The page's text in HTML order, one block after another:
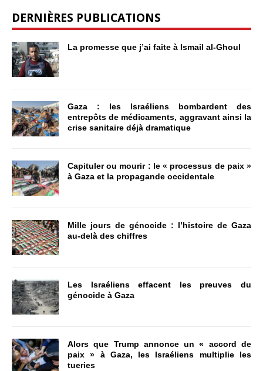
DERNIÈRES PUBLICATIONS
La promesse que j’ai faite à Ismail al-Ghoul
Gaza : les Israéliens bombardent des
entrepôts de médicaments, aggravant ainsi la
crise sanitaire déjà dramatique
Capituler ou mourir : le « processus de paix »
à Gaza et la propagande occidentale
Mille jours de génocide : l’histoire de Gaza
au-delà des chiffres
Les Israéliens effacent les preuves du
génocide à Gaza
Alors que Trump annonce un « accord de
paix » à Gaza, les Israéliens multiplie les
tueries